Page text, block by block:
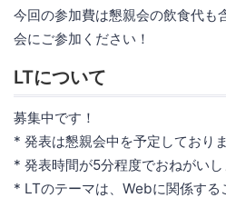
今回の参加費は懇親会の飲食代も
会にご参加ください！
LTについて
募集中です！
* 発表は懇親会中を予定しておりま
* 発表時間が5分程度でおねがいし
* LTのテーマは、Webに関係す